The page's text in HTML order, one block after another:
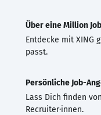
Über eine Million
Entdecke mit XING
passt.
Persönliche Job-
Lass Dich finden
Recruiter·innen.